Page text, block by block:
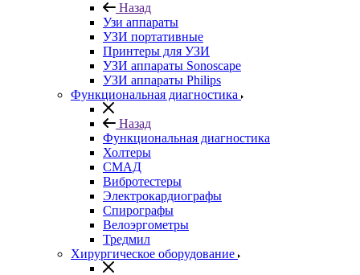
Назад
Узи аппараты
УЗИ портативные
Принтеры для УЗИ
УЗИ аппараты Sonoscape
УЗИ аппараты Philips
Функциональная диагностика
Назад
Функциональная диагностика
Холтеры
СМАД
Вибротестеры
Электрокардиографы
Спирографы
Велоэргометры
Тредмил
Хирургическое оборудование